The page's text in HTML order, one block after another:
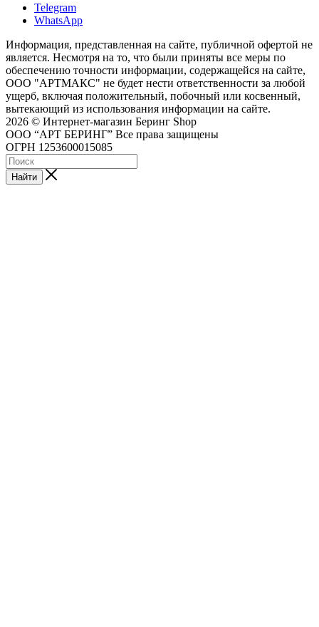
Telegram
WhatsApp
Информация, представленная на сайте, публичной офертой не
является. Несмотря на то, что были приняты все меры по
обеспечению точности информации, содержащейся на сайте,
ООО "АРТМАКС" не будет нести ответственности за любой
ущерб, включая положительный, побочный или косвенный,
вытекающий из использования информации на сайте.
2026 © Интернет-магазин Беринг Shop
ООО “АРТ БЕРИНГ” Все права защищены
ОГРН 1253600015085
Найти